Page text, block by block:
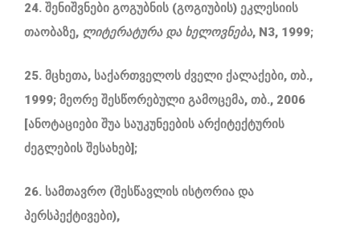
24. შენიშვნები გოგუბნის (გოგიუბის) ეკლესიის
თაობაზე, ლიტერატურა და ხელოვნება, N3, 1999;
25. მცხეთა, საქართველოს ძველი ქალაქები, თბ.,
1999; მეორე შესწორებული გამოცემა, თბ., 2006
[ანოტაციები შუა საუკუნეების არქიტექტურის
ძეგლების შესახებ];
26. სამთავრო (შესწავლის ისტორია და
პერსპექტივები),